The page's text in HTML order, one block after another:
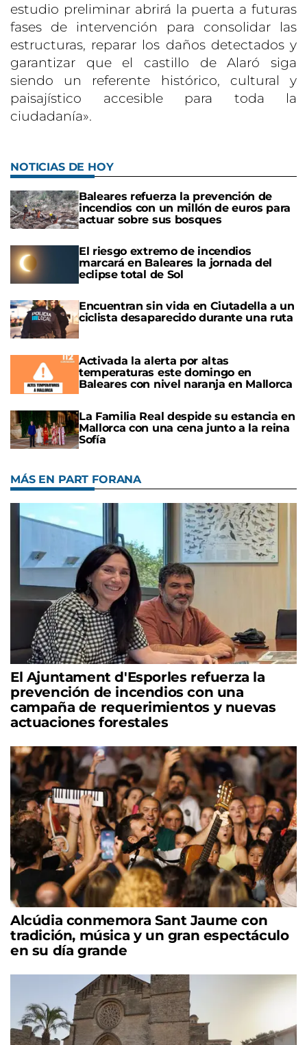
estudio preliminar abrirá la puerta a futuras
fases de intervención para consolidar las
estructuras, reparar los daños detectados y
garantizar que el castillo de Alaró siga
siendo un referente histórico, cultural y
paisajístico accesible para toda la
ciudadanía».
NOTICIAS DE HOY
Baleares refuerza la prevención de
incendios con un millón de euros para
actuar sobre sus bosques
El riesgo extremo de incendios
marcará en Baleares la jornada del
eclipse total de Sol
Encuentran sin vida en Ciutadella a un
ciclista desaparecido durante una ruta
Activada la alerta por altas
temperaturas este domingo en
Baleares con nivel naranja en Mallorca
La Familia Real despide su estancia en
Mallorca con una cena junto a la reina
Sofía
MÁS EN PART FORANA
El Ajuntament d'Esporles refuerza la
prevención de incendios con una
campaña de requerimientos y nuevas
actuaciones forestales
Alcúdia conmemora Sant Jaume con
tradición, música y un gran espectáculo
en su día grande